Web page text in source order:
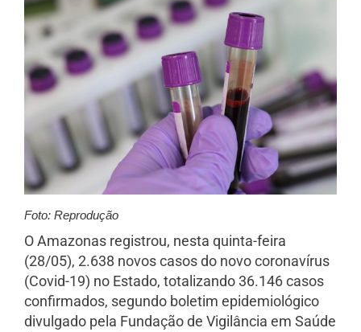
Foto: Reprodução
O Amazonas registrou, nesta quinta-feira
(28/05), 2.638 novos casos do novo coronavírus
(Covid-19) no Estado, totalizando 36.146 casos
confirmados, segundo boletim epidemiológico
divulgado pela Fundação de Vigilância em Saúde